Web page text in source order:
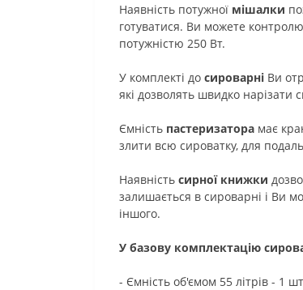
Наявність потужної мішалки
готуватися. Ви можете
потужністю 250 Вт.
У комплекті до сироварні Ви
які дозволять швидко нарізати
Ємність пастеризатора має
злити всю сироватку, для
Наявність сирної книжки
залишається в сироварні і Ви
іншого.
У базову комплектацію
- Ємність об'ємом 55 літрів - 1